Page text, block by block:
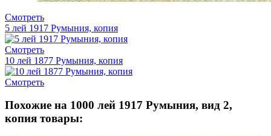
Смотреть
5 лей 1917 Румыния, копия
Смотреть
10 лей 1877 Румыния, копия
Смотреть
Похожие на 1000 лей 1917 Румыния, вид 2,
копия товары: